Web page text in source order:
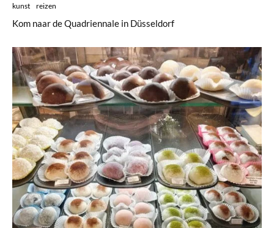
kunst reizen
Kom naar de Quadriennale in Düsseldorf